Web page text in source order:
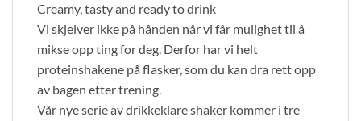
Creamy, tasty and ready to drink
Vi skjelver ikke på hånden når vi får mulighet til å
mikse opp ting for deg. Derfor har vi helt
proteinshakene på flasker, som du kan dra rett opp
av bagen etter trening.
Vår nye serie av drikkeklare shaker kommer i tre